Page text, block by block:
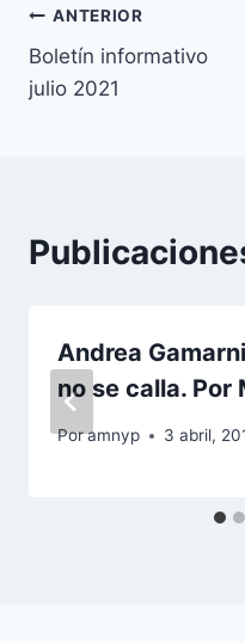
Navegación
de
ANTERIOR
Boletín informativo
julio 2021
Andrea
no se calla. Por
Poramnyp 3 abril,